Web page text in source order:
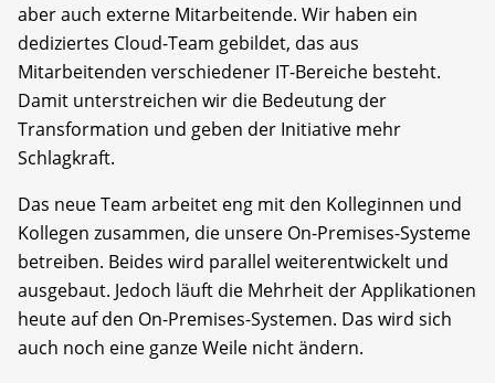
aber auch externe Mitarbeitende. Wir haben ein
dediziertes Cloud-Team gebildet, das aus
Mitarbeitenden verschiedener IT-Bereiche besteht.
Damit unterstreichen wir die Bedeutung der
Transformation und geben der Initiative mehr
Schlagkraft.
Das neue Team arbeitet eng mit den Kolleginnen und
Kollegen zusammen, die unsere On-Premises-Systeme
betreiben. Beides wird parallel weiterentwickelt und
aus­gebaut. Jedoch läuft die Mehrheit der Applikationen
heute auf den On-Premises-Systemen. Das wird sich
auch noch eine ganze Weile nicht ändern.